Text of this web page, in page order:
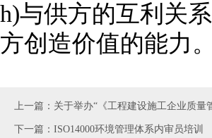
h)与供方的互利关
方创造价值的能力。
上一篇：关于举办“《工程建设施工企业质量
下一篇：ISO14000环境管理体系内审员培训